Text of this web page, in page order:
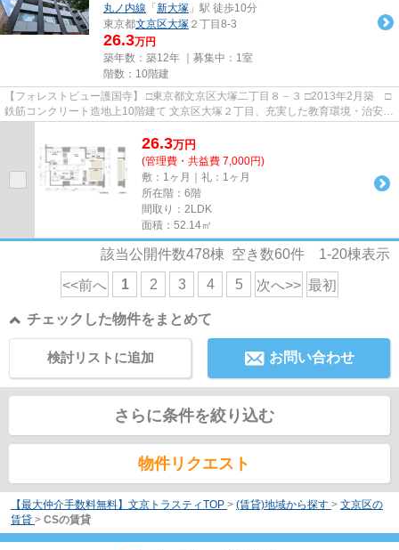
丸ノ内線 「 新大塚 」駅 徒歩10分
東京都文京区大塚 ２丁目8-3
26.3万円
築年数：築12年 ｜募集中： 1室
階数：10階建
【フォレストビュー護国寺】 □東京都文京区大塚二丁目８－３ □2013年2月築 □
鉄筋コンクリート造地上10階建て 文京区大塚２丁目、充実した教育環境・治安の
26.3万円
(管理費・共益費 7,000円)
敷：1ヶ月｜礼：1ヶ月
所在階：6階
間取り：2LDK
面積：52.14㎡
該当公開件数478棟 空き数60件 1-20棟表示
<<前へ 1 2 3 4 5 次へ>> 最初
チェックした物件をまとめて
お問い合わせ
検討リストに追加
さらに条件を絞り込む
物件リクエスト
【最大仲介手数料無料】文京トラスティTOP > (賃貸)地域から探す > 文京区の
賃貸 > CSの賃貸